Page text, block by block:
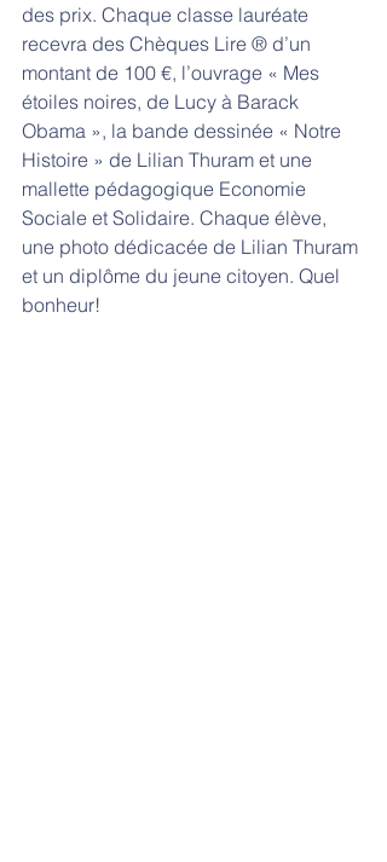
des prix. Chaque classe lauréate
recevra des Chèques Lire ® d’un
montant de 100 €, l’ouvrage « Mes
étoiles noires, de Lucy à Barack
Obama », la bande dessinée « Notre
Histoire » de Lilian Thuram et une
mallette pédagogique Economie
Sociale et Solidaire. Chaque élève,
une photo dédicacée de Lilian Thuram
et un diplôme du jeune citoyen. Quel
bonheur!